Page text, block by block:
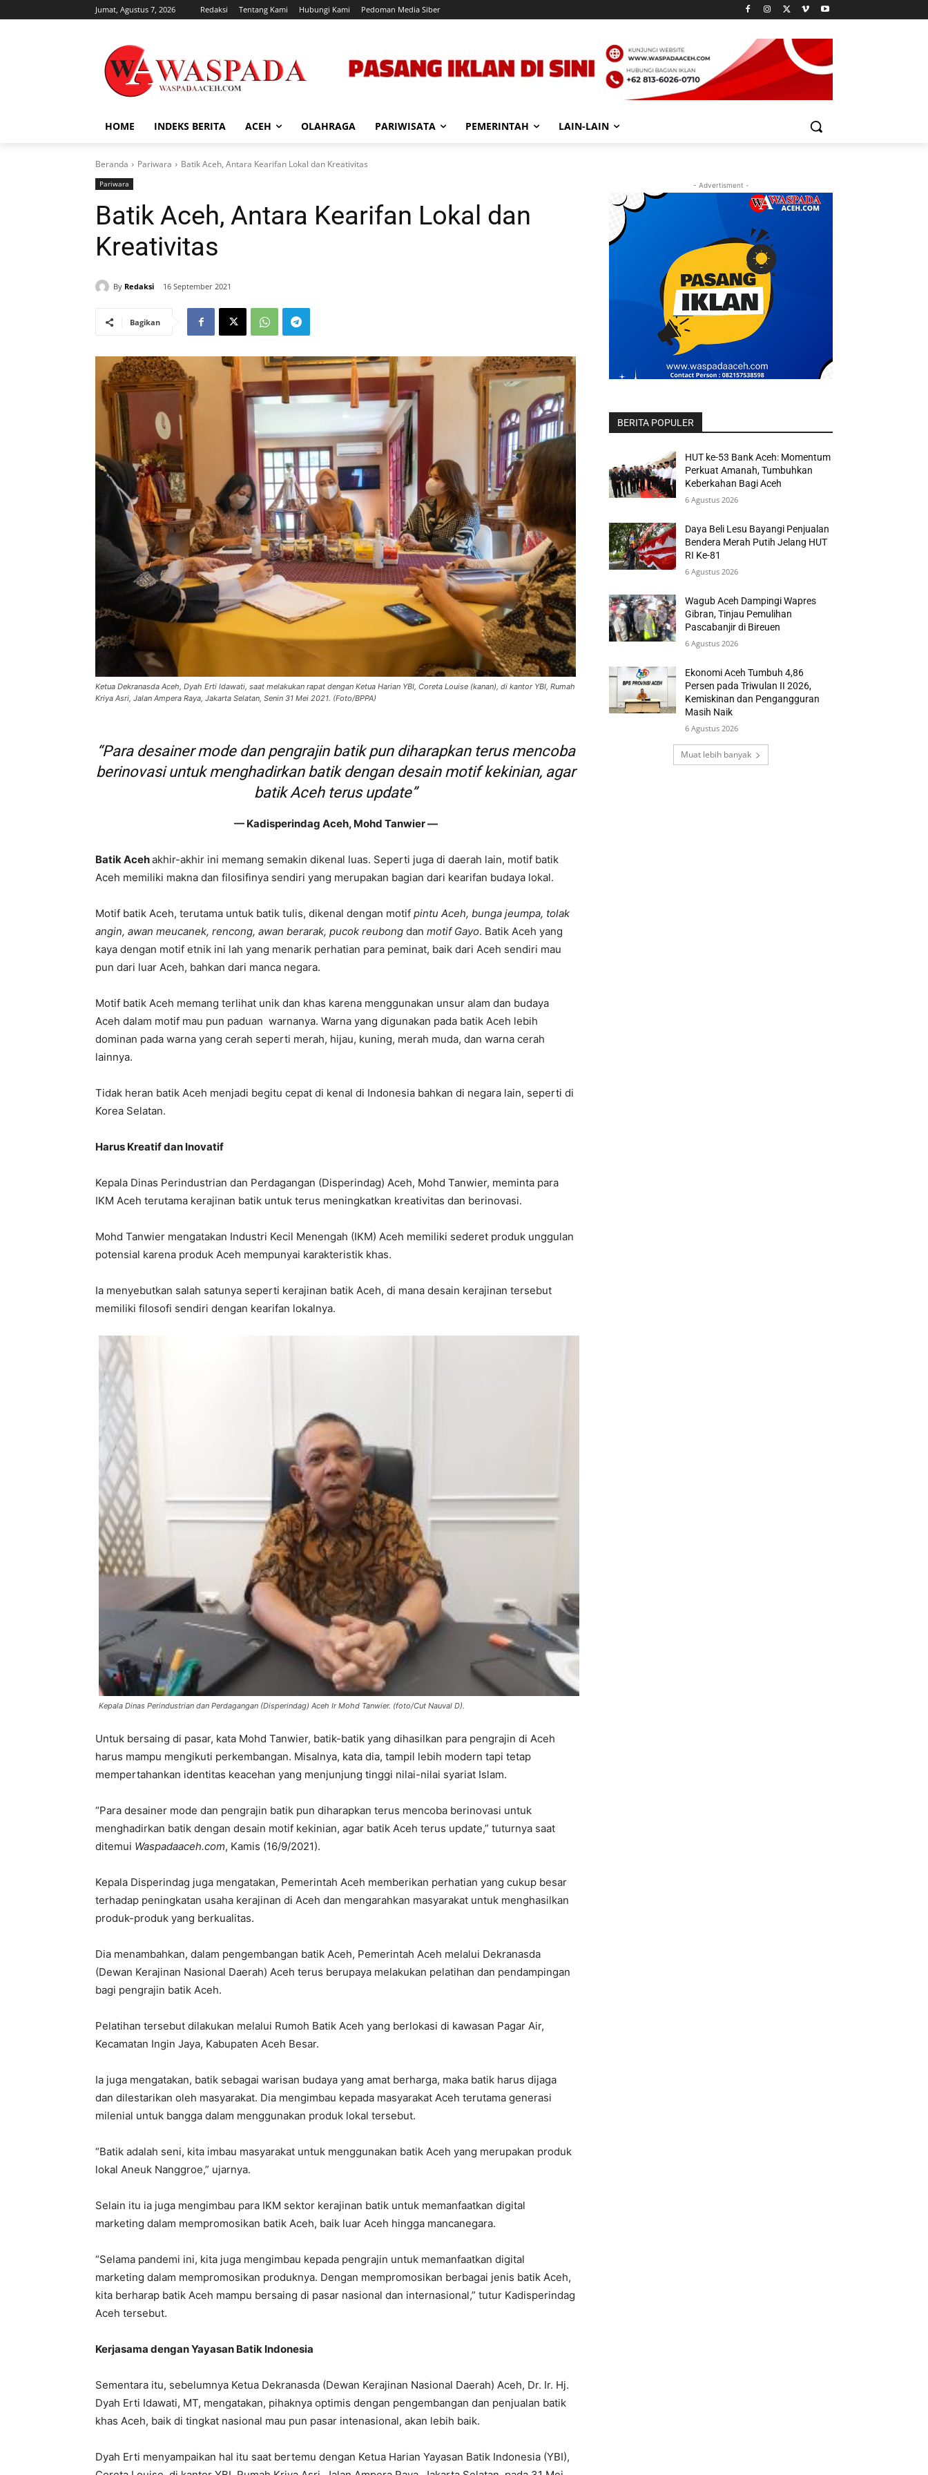
Jumat, Agustus 7, 2026 Redaksi Tentang Kami Hubungi Kami Pedoman Media Siber
HOME INDEKS BERITA ACEH OLAHRAGA PARIWISATA PEMERINTAH LAIN-LAIN
Beranda Pariwara Batik Aceh, Antara Kearifan Lokal dan Kreativitas
Pariwara
Batik Aceh, Antara Kearifan Lokal dan
Kreativitas
By Redaksi 16 September 2021
Bagikan
Ketua Dekranasda Aceh, Dyah Erti Idawati, saat melakukan rapat dengan Ketua Harian YBI, Coreta Louise (kanan), di kantor YBI, Rumah
Kriya Asri, Jalan Ampera Raya, Jakarta Selatan, Senin 31 Mei 2021. (Foto/BPPA)
“Para desainer mode dan pengrajin batik pun diharapkan terus mencoba
berinovasi untuk menghadirkan batik dengan desain motif kekinian, agar
batik Aceh terus update”
— Kadisperindag Aceh, Mohd Tanwier —
Batik Acehakhir-akhir ini memang semakin dikenal luas. Seperti juga di daerah lain, motif batik
Aceh memiliki makna dan filosifinya sendiri yang merupakan bagian dari kearifan budaya lokal.
Motif batik Aceh, terutama untuk batik tulis, dikenal dengan motif pintu Aceh, bunga jeumpa, tolak
angin, awan meucanek, rencong, awan berarak, pucok reubong dan motif Gayo. Batik Aceh yang
kaya dengan motif etnik ini lah yang menarik perhatian para peminat, baik dari Aceh sendiri mau
pun dari luar Aceh, bahkan dari manca negara.
Motif batik Aceh memang terlihat unik dan khas karena menggunakan unsur alam dan budaya
Aceh dalam motif mau pun paduan warnanya. Warna yang digunakan pada batik Aceh lebih
dominan pada warna yang cerah seperti merah, hijau, kuning, merah muda, dan warna cerah
lainnya.
Tidak heran batik Aceh menjadi begitu cepat di kenal di Indonesia bahkan di negara lain, seperti di
Korea Selatan.
Harus Kreatif dan Inovatif
Kepala Dinas Perindustrian dan Perdagangan (Disperindag) Aceh, Mohd Tanwier, meminta para
IKM Aceh terutama kerajinan batik untuk terus meningkatkan kreativitas dan berinovasi.
Mohd Tanwier mengatakan Industri Kecil Menengah (IKM) Aceh memiliki sederet produk unggulan
potensial karena produk Aceh mempunyai karakteristik khas.
Ia menyebutkan salah satunya seperti kerajinan batik Aceh, di mana desain kerajinan tersebut
memiliki filosofi sendiri dengan kearifan lokalnya.
Kepala Dinas Perindustrian dan Perdagangan (Disperindag) Aceh Ir Mohd Tanwier. (foto/Cut Nauval D).
Untuk bersaing di pasar, kata Mohd Tanwier, batik-batik yang dihasilkan para pengrajin di Aceh
harus mampu mengikuti perkembangan. Misalnya, kata dia, tampil lebih modern tapi tetap
mempertahankan identitas keacehan yang menjunjung tinggi nilai-nilai syariat Islam.
“Para desainer mode dan pengrajin batik pun diharapkan terus mencoba berinovasi untuk
menghadirkan batik dengan desain motif kekinian, agar batik Aceh terus update,” tuturnya saat
ditemui Waspadaaceh.com, Kamis (16/9/2021).
Kepala Disperindag juga mengatakan, Pemerintah Aceh memberikan perhatian yang cukup besar
terhadap peningkatan usaha kerajinan di Aceh dan mengarahkan masyarakat untuk menghasilkan
produk-produk yang berkualitas.
Dia menambahkan, dalam pengembangan batik Aceh, Pemerintah Aceh melalui Dekranasda
(Dewan Kerajinan Nasional Daerah) Aceh terus berupaya melakukan pelatihan dan pendampingan
bagi pengrajin batik Aceh.
Pelatihan tersebut dilakukan melalui Rumoh Batik Aceh yang berlokasi di kawasan Pagar Air,
Kecamatan Ingin Jaya, Kabupaten Aceh Besar.
Ia juga mengatakan, batik sebagai warisan budaya yang amat berharga, maka batik harus dijaga
dan dilestarikan oleh masyarakat. Dia mengimbau kepada masyarakat Aceh terutama generasi
milenial untuk bangga dalam menggunakan produk lokal tersebut.
“Batik adalah seni, kita imbau masyarakat untuk menggu­nakan batik Aceh yang merupakan produk
lokal Aneuk Nanggroe,” ujarnya.
Selain itu ia juga mengimbau para IKM sektor kerajinan batik untuk memanfaatkan digital
marketing dalam mempromosikan batik Aceh, baik luar Aceh hingga mancanegara.
“Selama pandemi ini, kita juga mengimbau kepada pengrajin untuk memanfaatkan digital
marketing dalam mempromosikan produknya. Dengan mempromosikan berbagai jenis batik Aceh,
kita berharap batik Aceh mampu bersaing di pasar nasional dan internasional,” tutur Kadisperindag
Aceh tersebut.
Kerjasama dengan Yayasan Batik Indonesia
Sementara itu, sebelumnya Ketua Dekranasda (Dewan Kerajinan Nasional Daerah) Aceh, Dr. Ir. Hj.
Dyah Erti Idawati, MT, mengatakan, pihaknya optimis dengan pengembangan dan penjualan batik
khas Aceh, baik di tingkat nasional mau pun pasar intenasional, akan lebih baik.
Dyah Erti menyampaikan hal itu saat bertemu dengan Ketua Harian Yayasan Batik Indonesia (YBI),
- Advertisment -
BERITA POPULER
HUT ke-53 Bank Aceh: Momentum
Perkuat Amanah, Tumbuhkan
Keberkahan Bagi Aceh
6 Agustus 2026
Daya Beli Lesu Bayangi Penjualan
Bendera Merah Putih Jelang HUT
RI Ke-81
6 Agustus 2026
Wagub Aceh Dampingi Wapres
Gibran, Tinjau Pemulihan
Pascabanjir di Bireuen
6 Agustus 2026
Ekonomi Aceh Tumbuh 4,86
Persen pada Triwulan II 2026,
Kemiskinan dan Pengangguran
Masih Naik
6 Agustus 2026
Muat lebih banyak